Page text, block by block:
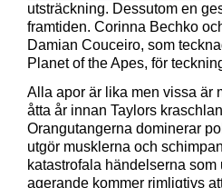
utsträckning. Dessutom en
framtiden. Corinna Bechko
Damian Couceiro, som
Planet of the Apes, för
Alla apor är lika men vissa är
åtta år innan Taylors
Orangutangerna dominerar
utgör musklerna och
katastrofala händelserna
agerande kommer rimligtivs